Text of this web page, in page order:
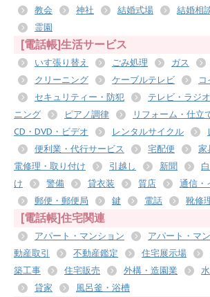
教会
神社 結婚式場 結婚相
霊園
[電話帳]生活サービス
いす張り替え ごみ処理 ガス
クリーニング
ケーブルテレビ
セキュリティー・防犯
テレビ・ラジオ
ニング
ピアノ調律 リフォーム・仕立
CD・DVD・ビデオ
レンタルサイクル
便利業・代行サービス
宅配便 家
電修理・取り付け
引越し 新聞
け
警備 貸衣装 質店
通信・
郵便・郵便局
鍵 電話 靴修
[電話帳]住宅関連
アパート・マンション アパート・マ
動産取引
不動産鑑定 住宅展示場
築工事
住宅販売 外構・造園業
貸家
風呂釜・浴槽